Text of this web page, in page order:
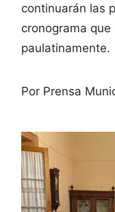
continuarán las
cronograma
paulatinamente.
Por Prensa